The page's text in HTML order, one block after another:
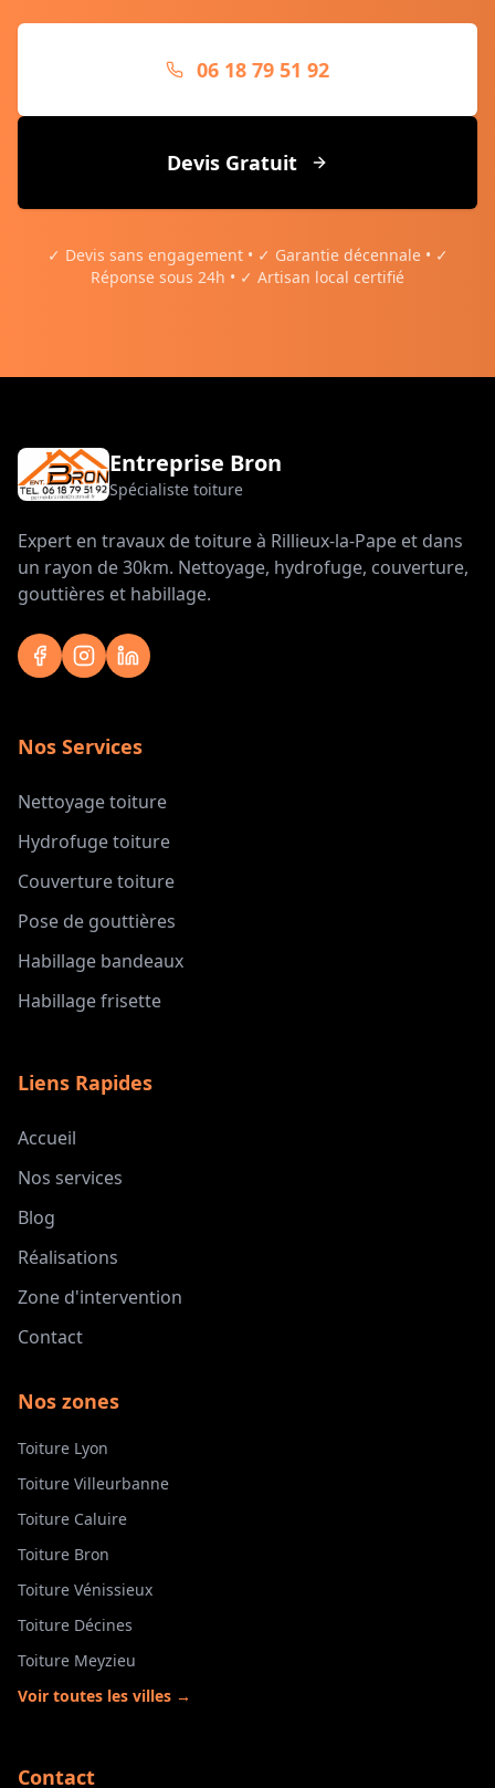
06 18 79 51 92
Devis Gratuit
✓ Devis sans engagement • ✓ Garantie décennale • ✓
Réponse sous 24h • ✓ Artisan local certifié
Entreprise Bron
Spécialiste toiture
Expert en travaux de toiture à Rillieux-la-Pape et dans
un rayon de 30km. Nettoyage, hydrofuge, couverture,
gouttières et habillage.
Nos Services
Nettoyage toiture
Hydrofuge toiture
Couverture toiture
Pose de gouttières
Habillage bandeaux
Habillage frisette
Liens Rapides
Accueil
Nos services
Blog
Réalisations
Zone d'intervention
Contact
Nos zones
Toiture Lyon
Toiture Villeurbanne
Toiture Caluire
Toiture Bron
Toiture Vénissieux
Toiture Décines
Toiture Meyzieu
Voir toutes les villes →
Contact